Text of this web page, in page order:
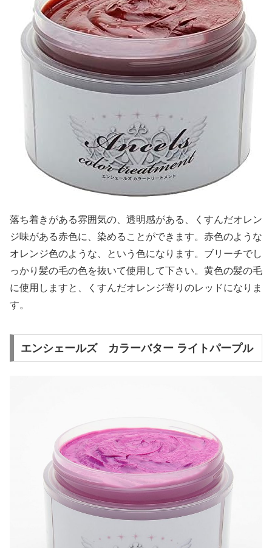
落ち着きがある雰囲気の、透明感がある、くすんだオレン
ジ味がある赤色に、染めることができます。赤色のような
オレンジ色のような、という色になります。ブリーチでし
っかり髪の毛の色を抜いて使用して下さい。黄色の髪の毛
に使用しますと、くすんだオレンジ寄りのレッドになりま
す。
エンシェールズ カラーバター ライトパープル